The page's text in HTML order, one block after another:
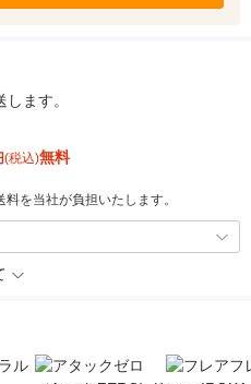
ます。
(税込)無料
を当社が負担いたします。